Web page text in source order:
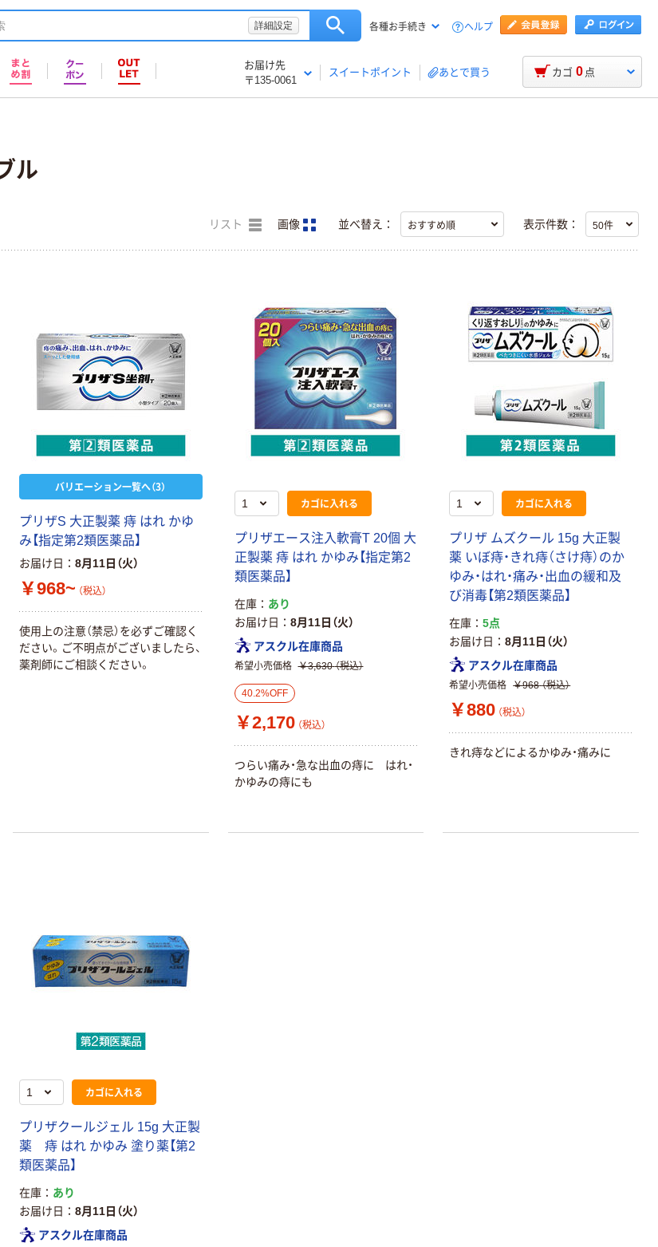
詳細設定 各種お手続き ヘルプ
お届け先
〒135-0061
スイートポイント あとで買う カゴ 0 点
ル
リスト 画像 並べ替え： 表示件数：
バリエーション一覧へ（3）
プリザS 大正製薬 痔 はれ かゆ
み【指定第2類医薬品】
お届け日 8月11日（火）
￥968~ （税込）
使用上の注意（禁忌）を必ずご確認く
ださい。ご不明点がございましたら、
薬剤師にご相談ください。
カゴに入れる
プリザエース注入軟膏T 20個 大
正製薬 痔 はれ かゆみ【指定第2
類医薬品】
在庫
あり
お届け日
8月11日（火）
アスクル在庫商品
希望小売価格 ￥3,630 （税込）
40.2%OFF
￥2,170 （税込）
つらい痛み・急な出血の痔に はれ・
かゆみの痔にも
カゴに入れる
プリザ ムズクール 15g 大正製
薬 いぼ痔・きれ痔（さけ痔）のか
ゆみ・はれ・痛み・出血の緩和及
び消毒【第2類医薬品】
在庫
5点
お届け日
8月11日（火）
アスクル在庫商品
希望小売価格 ￥968 （税込）
￥880 （税込）
きれ痔などによるかゆみ・痛みに
カゴに入れる
プリザクールジェル 15g 大正製
薬 痔 はれ かゆみ 塗り薬【第2
類医薬品】
在庫
あり
お届け日
8月11日（火）
アスクル在庫商品
プライス
ティッシュペー
アスクル オリジ
ナルティッシュ
（税込）
本気プライス
期間限定価格
スチックグロー
ブ 薄手 粉な
し（パウダーフ